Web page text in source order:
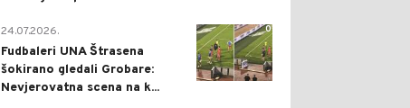
0
24.07.2026.
Fudbaleri UNA Štrasena
šokirano gledali Grobare:
Nevjerovatna scena na k...